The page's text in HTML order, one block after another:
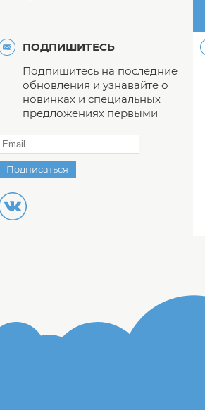
ПОДПИШИТЕСЬ
Подпишитесь на последние
обновления и узнавайте о
новинках и специальных
предложениях первыми
Подписаться